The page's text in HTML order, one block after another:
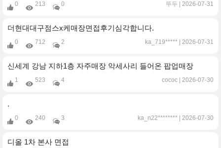
0 213 0 뚜두 2026-07-31
더현대대구점스x케매장면접후기심각합니다.
0 712 2 ka_719***** 2026-07-31
신세계 강남 지하1층 자주매장 악세사리 들어온 팝업매장
1 523 4 cococ 2026-07-30
.
0 240 3 ka_n22******** 2026-07-30
디올 1차 본사 면접